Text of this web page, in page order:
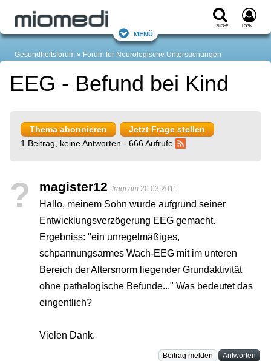
Suche Login
Menü
Gesundheitsforum Forum für Neurologische Untersuchungen
EEG - Befund bei Kind
Thema abonnieren
Jetzt Frage stellen
1 Beitrag, keine Antworten - 666 Aufrufe
? magister12 fragt am 20.03.2011
Hallo, meinem Sohn wurde aufgrund seiner
Entwicklungsverzögerung EEG gemacht.
Ergebniss: "ein unregelmäßiges,
schpannungsarmes Wach-EEG mit im unteren
Bereich der Altersnorm liegender Grundaktivität
ohne pathalogische Befunde..." Was bedeutet das
eingentlich?
Vielen Dank.
Beitrag melden Antworten